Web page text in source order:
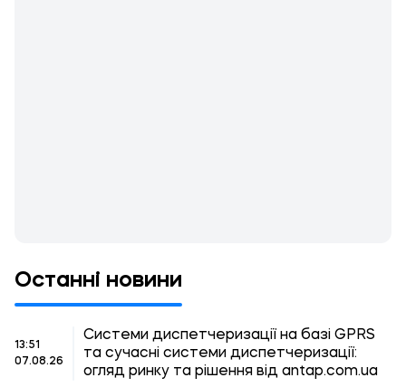
Останні новини
13:51
07.08.26
Системи диспетчеризації на базі GPRS
та сучасні системи диспетчеризації:
огляд ринку та рішення від antap.com.ua